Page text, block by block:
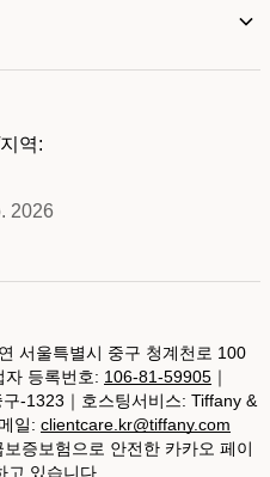
2026
역:
서울특별시 중구 청계천로 100
등록번호: 106-81-59905 ｜
-1323｜호스팅서비스: Tiffany &
일: clientcare.kr@tiffany.com
증보험으로 안전한 카카오 페이
고 있습니다.